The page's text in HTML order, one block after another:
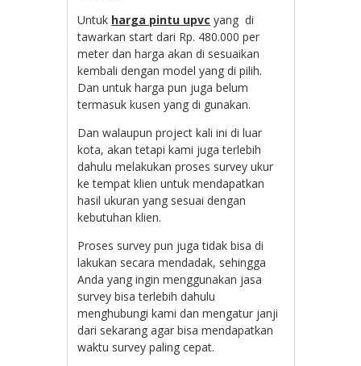
Untuk harga pintu upvc yang di
tawarkan start dari Rp. 480.000 per
meter dan harga akan di sesuaikan
kembali dengan model yang di pilih.
Dan untuk harga pun juga belum
termasuk kusen yang di gunakan.
Dan walaupun project kali ini di luar
kota, akan tetapi kami juga terlebih
dahulu melakukan proses survey ukur
ke tempat klien untuk mendapatkan
hasil ukuran yang sesuai dengan
kebutuhan klien.
Proses survey pun juga tidak bisa di
lakukan secara mendadak, sehingga
Anda yang ingin menggunakan jasa
survey bisa terlebih dahulu
menghubungi kami dan mengatur janji
dari sekarang agar bisa mendapatkan
waktu survey paling cepat.